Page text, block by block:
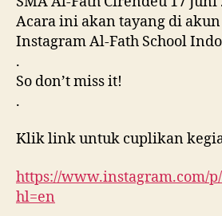
Acara ini akan tayang di akun
Instagram Al-Fath School
.
So don’t miss it!
.
Klik link untuk cuplikan
https://www.instagram.com/p/
hl=en